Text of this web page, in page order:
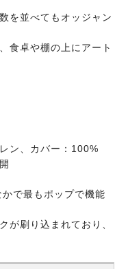
を並べてもオッジャン
食卓や棚の上にアート
ン、カバー：100%
で最もポップで機能
が刷り込まれており、